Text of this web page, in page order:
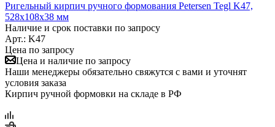
Ригельный кирпич ручного формования Petersen Tegl K47,
528x108x38 мм
Наличие и срок поставки по запросу
Арт.: K47
Цена по запросу
Цена и наличие по запросу
Наши менеджеры обязательно свяжутся с вами и уточнят
условия заказа
Кирпич ручной формовки на складе в РФ